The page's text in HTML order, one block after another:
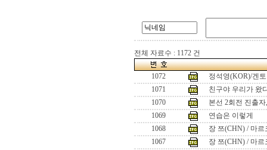
전체 자료수 : 1172 건
1072
정석영(KOR)/겐
1071
친구야 우리가 왔
1070
본선 2회전 진출
1069
연습은 이렇게
1068
장 쯔(CHN) / 마
1067
장 쯔(CHN) / 마